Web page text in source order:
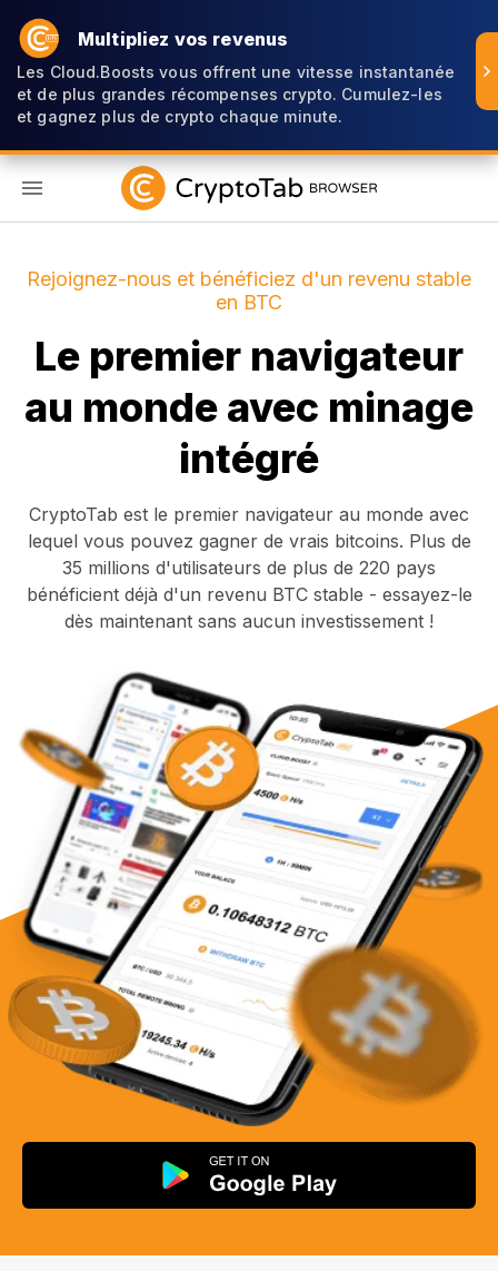
Multipliez vos revenus
Les Cloud.Boosts vous offrent une vitesse instantanée
et de plus grandes récompenses crypto. Cumulez-les
et gagnez plus de crypto chaque minute.
Rejoignez-nous et bénéficiez d'un revenu stable
en BTC
Le premier navigateur
au monde avec minage
intégré
CryptoTab est le premier navigateur au monde avec
lequel vous pouvez gagner de vrais bitcoins. Plus de
35 millions d'utilisateurs de plus de 220 pays
bénéficient déjà d'un revenu BTC stable - essayez-le
dès maintenant sans aucun investissement !